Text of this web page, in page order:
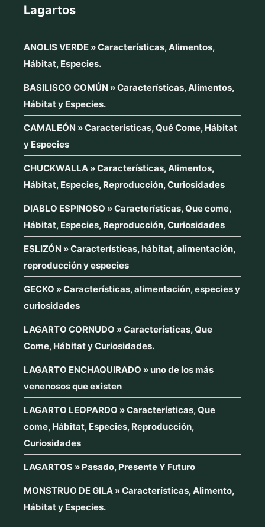
Lagartos
ANOLIS VERDE » Características, Alimentos,
Hábitat, Especies.
BASILISCO COMÚN » Características, Alimentos,
Hábitat y Especies.
CAMALEÓN » Características, Qué Come, Hábitat
y Especies
CHUCKWALLA » Características, Alimentos,
Hábitat, Especies, Reproducción, Curiosidades
DIABLO ESPINOSO » Características, Que come,
Hábitat, Especies, Reproducción, Curiosidades
ESLIZÓN » Características, hábitat, alimentación,
reproducción y especies
GECKO » Características, alimentación, especies y
curiosidades
LAGARTO CORNUDO » Características, Que
Come, Hábitat y Curiosidades.
LAGARTO ENCHAQUIRADO » uno de los más
venenosos que existen
LAGARTO LEOPARDO » Características, Que
come, Hábitat, Especies, Reproducción,
Curiosidades
LAGARTOS » Pasado, Presente Y Futuro
MONSTRUO DE GILA » Características, Alimento,
Hábitat y Especies.